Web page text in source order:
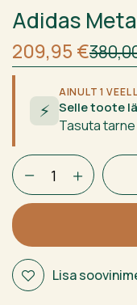
Adidas
Algne
hind
oli:380,00 €.
209,95 €
Current
price
is:209,95 €.
⚡
AINULT 1 VEEL
Selle toote
Tasuta
Adidas
Metalbone
CTRL
3.3
2024
kogus
Lisa